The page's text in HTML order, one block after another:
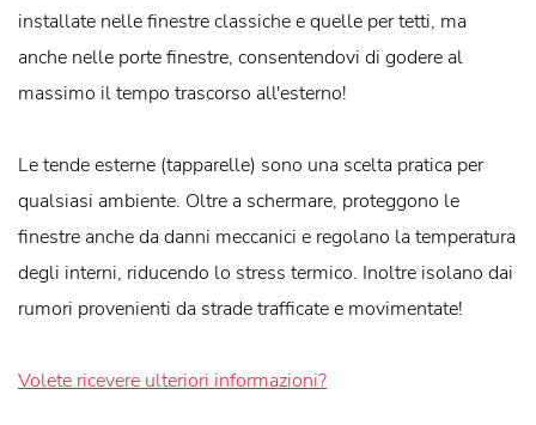
installate nelle finestre classiche e quelle per tetti, ma
anche nelle porte finestre, consentendovi di godere al
massimo il tempo trascorso all'esterno!
Le tende esterne (tapparelle) sono una scelta pratica per
qualsiasi ambiente. Oltre a schermare, proteggono le
finestre anche da danni meccanici e regolano la temperatura
degli interni, riducendo lo stress termico. Inoltre isolano dai
rumori provenienti da strade trafficate e movimentate!
Volete ricevere ulteriori informazioni?